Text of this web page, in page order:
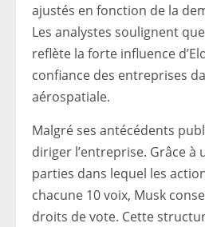
ajustés en fonction de la
Les analystes soulignent
reflète la forte influence
confiance des entreprises
aérospatiale.
Malgré ses antécédents
diriger l’entreprise. Grâce à
parties dans lequel les
chacune 10 voix, Musk
droits de vote. Cette